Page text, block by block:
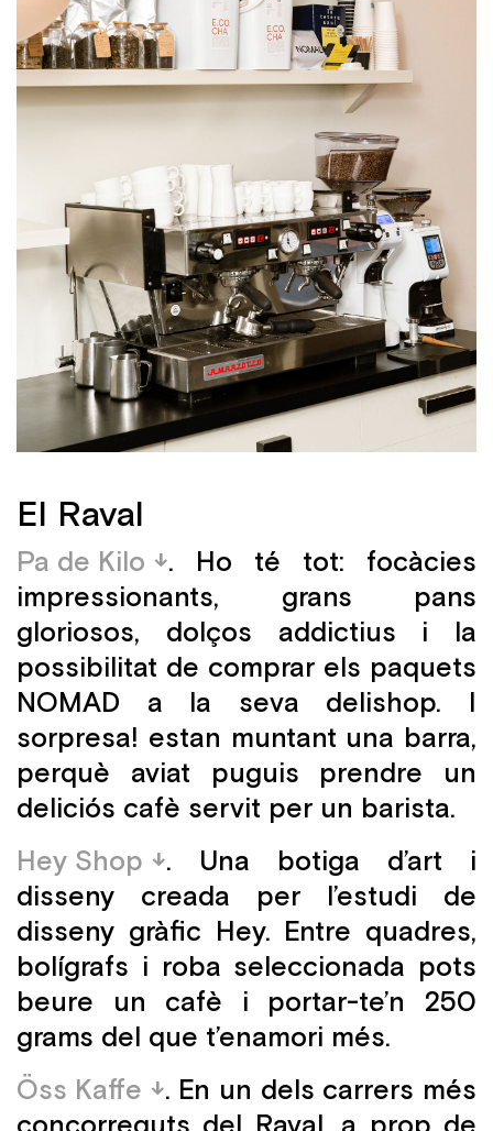
El Raval
Pa de Kilo
. Ho té tot: focàcies
impressionants, grans pans
gloriosos, dolços addictius i la
possibilitat de comprar els paquets
NOMAD a la seva delishop. I
sorpresa! estan muntant una barra,
perquè aviat puguis prendre un
deliciós cafè servit per un barista.
Hey Shop
. Una botiga d’art i
disseny creada per l’estudi de
disseny gràfic Hey. Entre quadres,
bolígrafs i roba seleccionada pots
beure un cafè i portar-te’n 250
grams del que t’enamori més.
Öss Kaffe
. En un dels carrers més
concorreguts del Raval, a prop de